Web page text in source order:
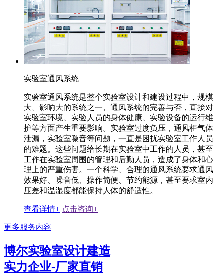
实验室通风系统
实验室通风系统是整个实验室设计和建设过程中，规模
大、影响大的系统之一。通风系统的完善与否，直接对
实验室环境、实验人员的身体健康、实验设备的运行维
护等方面产生重要影响。实验室过度负压，通风柜气体
泄漏，实验室噪音等问题，一直是困扰实验室工作人员
的难题。这些问题给长期在实验室中工作的人员，甚至
工作在实验室周围的管理和后勤人员，造成了身体和心
理上的严重伤害。一个科学、合理的通风系统要求通风
效果好、噪音低、操作简便、节约能源，甚至要求室内
压差和温湿度都能保持人体的舒适性。
查看详情+ 点击咨询+
更多服务内容
博尔实验室设计建造
实力企业-厂家直销